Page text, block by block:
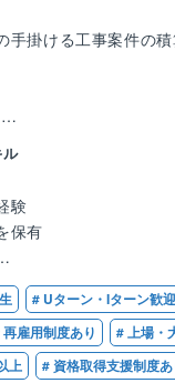
手掛ける工事案件の
ち合わせ
もとにした工事費の算
外資料作成
格交渉
務所対応
流倉庫・PFI案件(給⾷
ています。
験
保有
理技⼠
# Uターン・Iターン歓迎
雇用制度あり
# 上場・
上
# 資格取得支援制度あ